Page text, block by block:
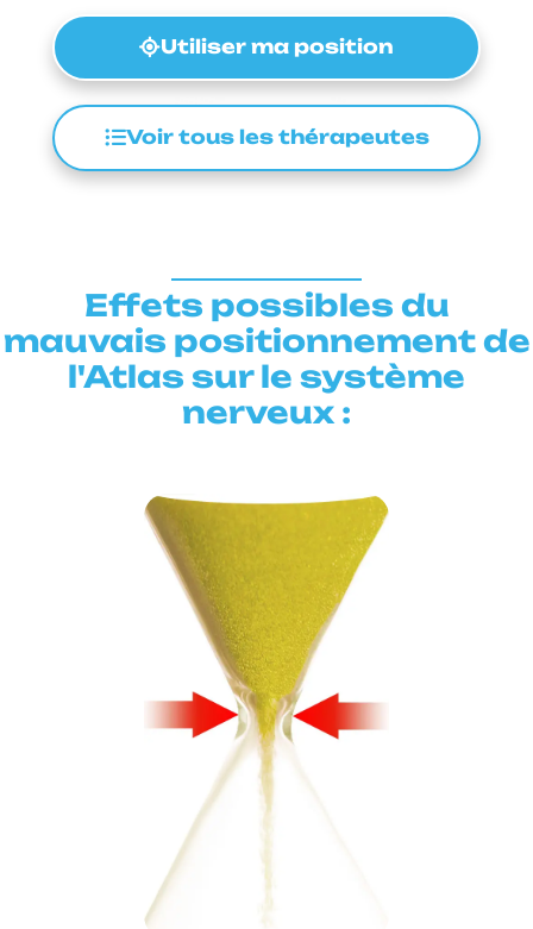
Utiliser ma position
Voir tous les thérapeutes
Effets possibles du
mauvais positionnement de
l'Atlas sur le système
nerveux :